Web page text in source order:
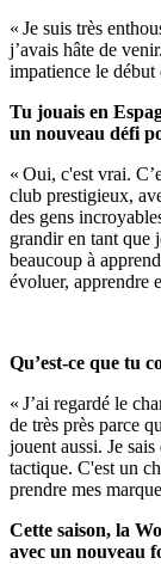
« Je suis très
j’avais hâte de
impatience le début
Tu jouais en
un nouveau défi
« Oui, c'est vrai.
club prestigieux,
des gens
grandir en tant que
beaucoup à
évoluer, apprendre
Qu’est-ce que tu
« J’ai regardé le
de très près parce
jouent aussi. Je
tactique. C'est un
prendre mes
Cette saison, la
avec un nouveau